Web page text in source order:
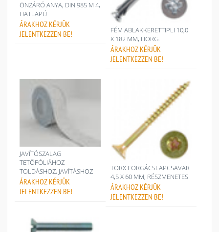
ÖNZÁRÓ ANYA, DIN 985 M 4,
HATLAPÚ
ÁRAKHOZ KÉRJÜK
JELENTKEZZEN BE!
FÉM ABLAKKERETTIPLI 10,0
X 182 MM, HORG.
ÁRAKHOZ KÉRJÜK
JELENTKEZZEN BE!
JAVÍTÓSZALAG
TETŐFÓLIÁHOZ
TOLDÁSHOZ, JAVÍTÁSHOZ
ÁRAKHOZ KÉRJÜK
JELENTKEZZEN BE!
TORX FORGÁCSLAPCSAVAR
4,5 X 60 MM, RÉSZMENETES
ÁRAKHOZ KÉRJÜK
JELENTKEZZEN BE!